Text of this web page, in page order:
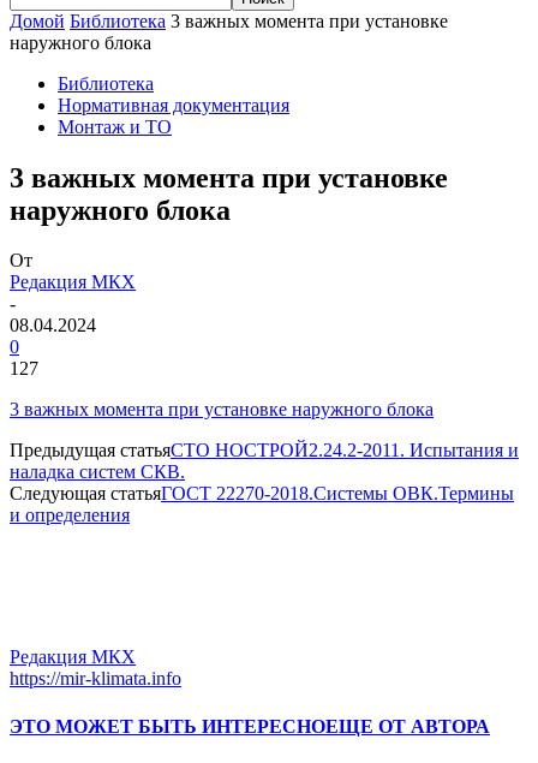
Домой Библиотека 3 важных момента при установке
наружного блока
Библиотека
Нормативная документация
Монтаж и ТО
3 важных момента при установке
наружного блока
От
Редакция МКХ
-
08.04.2024
0
127
3 важных момента при установке наружного блока
Предыдущая статьяСТО НОСТРОЙ2.24.2-2011. Испытания и
наладка систем СКВ.
Следующая статьяГОСТ 22270-2018.Системы ОВК.Термины
и определения
Редакция МКХ
https://mir-klimata.info
ЭТО МОЖЕТ БЫТЬ ИНТЕРЕСНОЕЩЕ ОТ АВТОРА